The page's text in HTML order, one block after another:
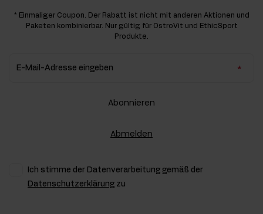
* Einmaliger Coupon. Der Rabatt ist nicht mit anderen Aktionen und
Paketen kombinierbar. Nur gültig für OstroVit und EthicSport
Produkte.
E-Mail-Adresse eingeben
Abonnieren
Abmelden
Ich stimme der Datenverarbeitung gemäß der
Datenschutzerklärung zu